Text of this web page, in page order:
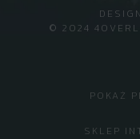
© 2024
POKAŻ
SKLEP